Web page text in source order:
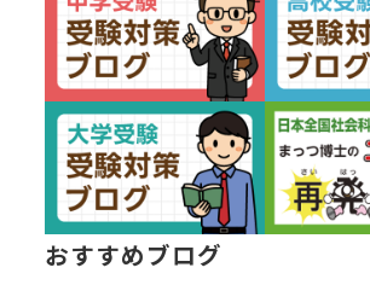
おすすめブログ